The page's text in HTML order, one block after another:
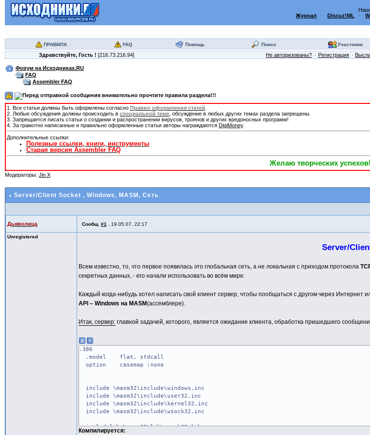
Журнал · Discuz!ML ·
ПРАВИЛА FAQ Помощь Поиск Участники
Здравствуйте, Гость ! [216.73.216.94] Не авторизованы? Регистрация
Форум на Исходниках.RU
FAQ
Assembler FAQ
1. Все статьи должны быть оформлены согласно Правил оформления статей
2. Любые обсуждения должны происходить в специальной теме , обсуждение в любых других темах раздела запрещены.
3. Запрещается писать статьи о создании и распространении вирусов, троянов и других вредоносных программ!
4. За грамотно написанные и правильно оформленные статьи авторы награждаются DigiMoney.
Дополнительные ссылки:
Полезные ссылки, книги, инструменты
Старая версия Assembler FAQ
Желаю творческих успехов!
Модераторы: Jin X
Server/Client Socket , Windows, MASM, Сеть
Дьяволица Сообщ. #1 19.05.07, 22:17
Unregistered
Server/
Всем известно, то, что первое появилась это глобальная сеть, а не локальная с приходом протокола
секретных данных, - его начали использовать во всём мире.
Каждый когда-нибудь хотел написать свой клиент сервер, чтобы пообщаться с другом через
API – Windows на MASM(ассемблере).
Итак, сервер: главной задачей, которого, является ожидание клиента, обработка пришедшего
.386
.model flat, stdcall
option casemap :none
include \masm32\include\windows.inc
include \masm32\include\user32.inc
include \masm32\include\kernel32.inc
include \masm32\include\wsock32.inc
includelib \masm32\lib\wsock32.lib
Компилируется: